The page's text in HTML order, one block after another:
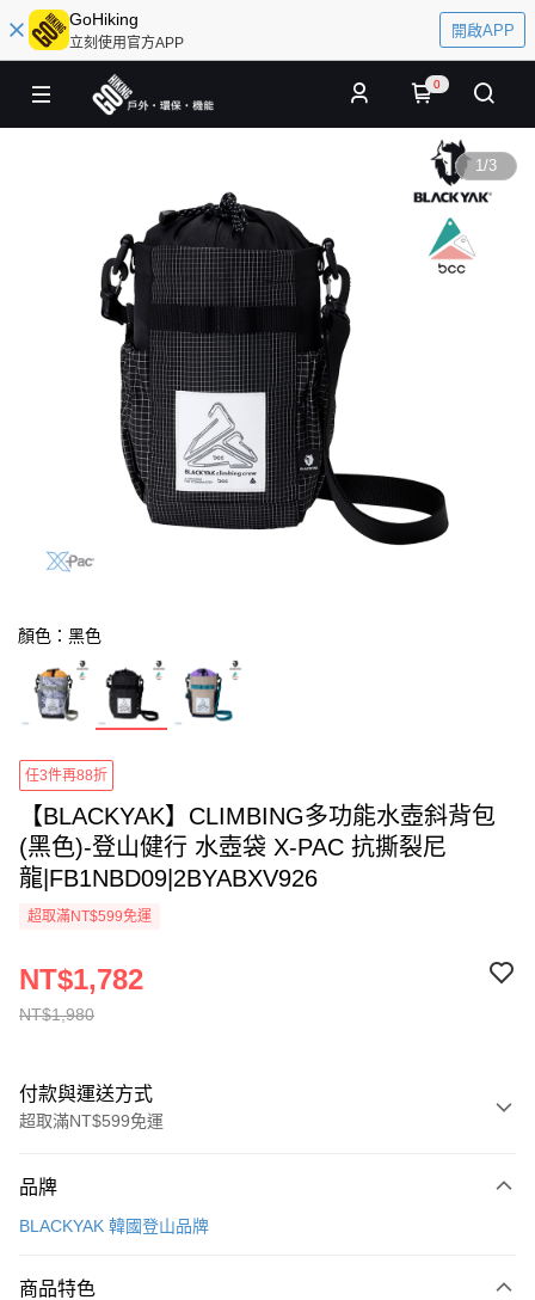
GoHiking
立刻使用官方APP
開啟APP
0
1/3
顏色：黑色
任3件再88折
【BLACKYAK】CLIMBING多功能水壺斜背包
(黑色)-登山健行 水壺袋 X-PAC 抗撕裂尼
龍|FB1NBD09|2BYABXV926
超取滿NT$599免運
NT$1,980
NT$1,782
付款與運送方式
超取滿NT$599免運
信用卡一次付款
LINE Pay
品牌
BLACKYAK 韓國登山品牌
商品特色